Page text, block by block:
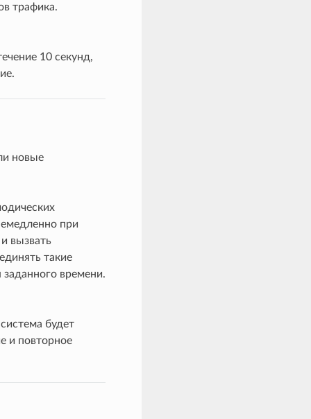
трафика.
10 секунд,
новые
при
вызвать
такие
времени.
будет
и повторное